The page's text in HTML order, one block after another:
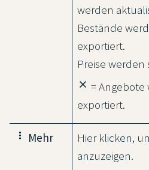
werden
Bestände
exportiert.
Preise
close =
exportiert.
more_vert Mehr
Hier klicken,
anzuzeigen.